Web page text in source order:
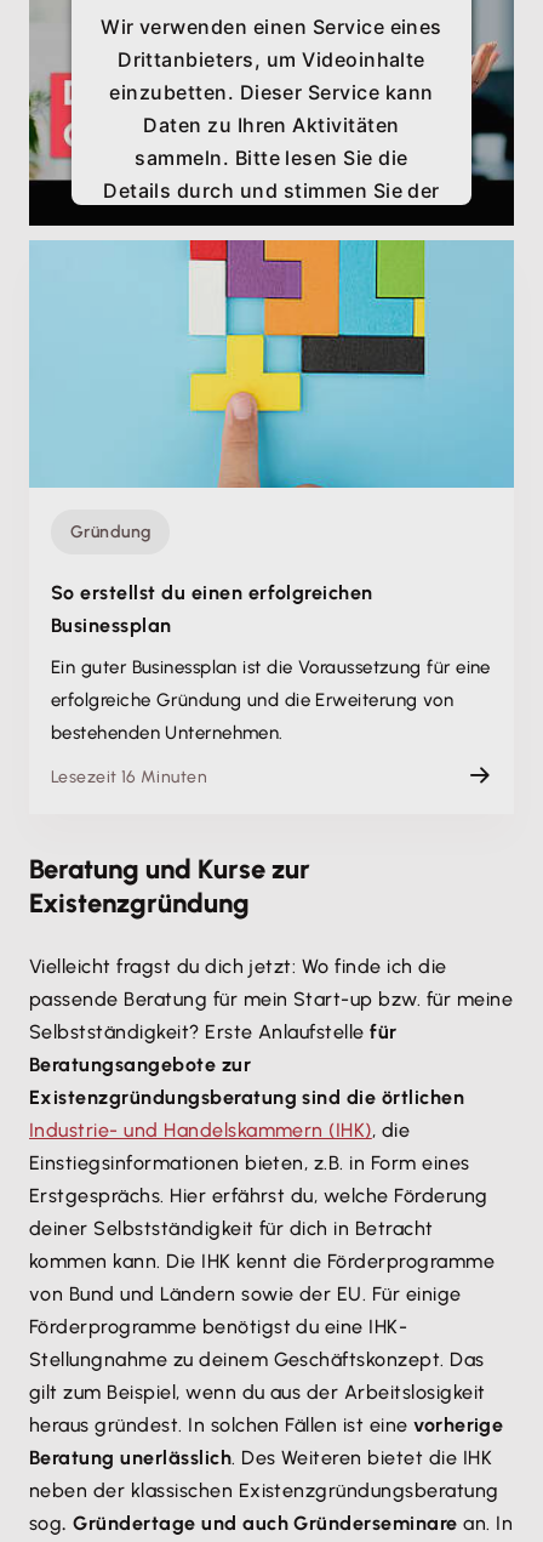
Wir verwenden einen Service eines
Drittanbieters, um Videoinhalte
einzubetten. Dieser Service kann
Daten zu Ihren Aktivitäten
sammeln. Bitte lesen Sie die
Details durch und stimmen Sie der
Nutzung des Service zu, um
dieses Video anzusehen.
Mehr Informationen
Akzeptieren
Gründung
So erstellst du einen erfolgreichen
Businessplan
Ein guter Businessplan ist die Voraussetzung für eine
erfolgreiche Gründung und die Erweiterung von
bestehenden Unternehmen.
Lesezeit 16 Minuten
Beratung und Kurse zur
Existenzgründung
Vielleicht fragst du dich jetzt: Wo finde ich die
passende Beratung für mein Start-up bzw. für meine
Selbstständigkeit? Erste Anlaufstellefür
Beratungsangebote zur
Existenzgründungsberatung sind die örtlichen
Industrie- und Handelskammern (IHK), die
Einstiegsinformationen bieten, z.B. in Form eines
Erstgesprächs. Hier erfährst du, welche Förderung
deiner Selbstständigkeit für dich in Betracht
kommen kann. Die IHK kennt die Förderprogramme
von Bund und Ländern sowie der EU. Für einige
Förderprogramme benötigst du eine IHK-
Stellungnahme zu deinem Geschäftskonzept. Das
gilt zum Beispiel, wenn du aus der Arbeitslosigkeit
heraus gründest. In solchen Fällen ist einevorherige
Beratung unerlässlich. Des Weiteren bietet die IHK
neben der klassischen Existenzgründungsberatung
sog. Gründertage und auch Gründerseminare an. In